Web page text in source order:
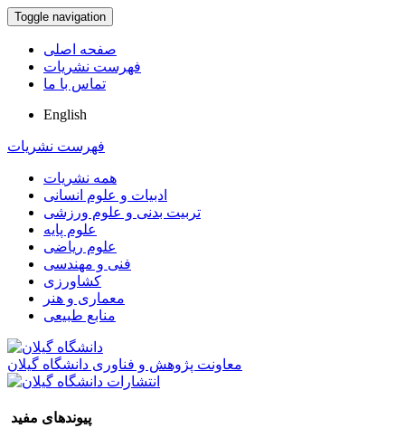
Toggle navigation
صفحه اصلی
فهرست نشریات
تماس با ما
English
فهرست نشریات
همه نشریات
ادبیات و علوم انسانی
تربیت بدنی و علوم ورزشی
علوم پایه
علوم ریاضی
فنی و مهندسی
کشاورزی
معماری و هنر
منابع طبیعی
معاونت پژوهش و فناوری دانشگاه گیلان
پیوندهای مفید